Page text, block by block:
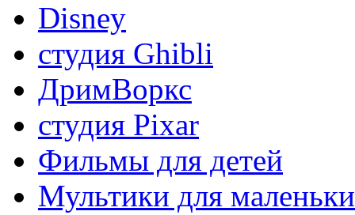
Disney
студия Ghibli
ДримВоркс
студия Pixar
Фильмы для детей
Мультики для